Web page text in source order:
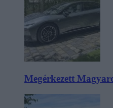
Megérkezett